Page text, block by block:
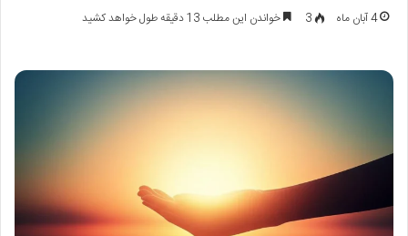
4 آبان ماه 3 خواندن این مطلب 13 دقیقه طول خواهد کشید